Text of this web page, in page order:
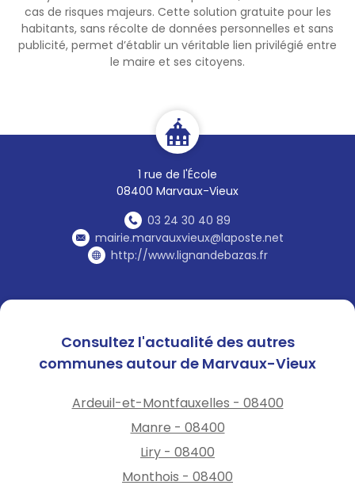
cas de risques majeurs. Cette solution gratuite pour les
habitants, sans récolte de données personnelles et sans
publicité, permet d’établir un véritable lien privilégié entre
le maire et ses citoyens.
1 rue de l'École
08400 Marvaux-Vieux
03 24 30 40 89
mairie.marvauxvieux@laposte.net
http://www.lignandebazas.fr
Consultez l'actualité des autres
communes autour de Marvaux-Vieux
Ardeuil-et-Montfauxelles - 08400
Manre - 08400
Liry - 08400
Monthois - 08400